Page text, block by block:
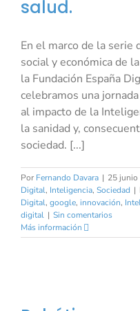
salud.
En el marco de la serie
social y económica de
la Fundación España
celebramos una
al impacto de la
la sanidad y,
sociedad. [...]
Por Fernando Davara | 25
Digital, Inteligencia, Sociedad |
Digital, google, innovación,
digital | Sin comentarios
Más información